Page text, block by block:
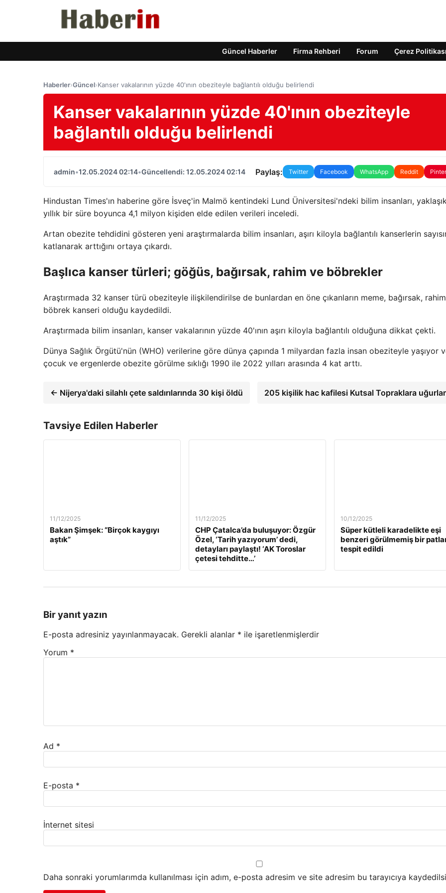
Güncel Haberler Firma Rehberi Forum Çerez Politikası
Haberler›Güncel›Kanser vakalarının yüzde 40'ının obeziteyle bağlantılı olduğu belirlendi
Kanser vakalarının yüzde 40'ının obeziteyle
bağlantılı olduğu belirlendi
admin•12.05.2024 02:14•Güncellendi: 12.05.2024 02:14 Paylaş: Twitter Facebook WhatsApp Reddit
Hindustan Times'ın haberine göre İsveç'in Malmö kentindeki Lund Üniversitesi'ndeki bilim insanları,
yıllık bir süre boyunca 4,1 milyon kişiden elde edilen verileri inceledi.
Artan obezite tehdidini gösteren yeni araştırmalarda bilim insanları, aşırı kiloyla bağlantılı kanserlerin
katlanarak arttığını ortaya çıkardı.
Başlıca kanser türleri; göğüs, bağırsak, rahim ve böbrekler
Araştırmada 32 kanser türü obeziteyle ilişkilendirilse de bunlardan en öne çıkanların meme, bağırsak,
böbrek kanseri olduğu kaydedildi.
Araştırmada bilim insanları, kanser vakalarının yüzde 40'ının aşırı kiloyla bağlantılı olduğuna dikkat çekti.
Dünya Sağlık Örgütü'nün (WHO) verilerine göre dünya çapında 1 milyardan fazla insan obeziteyle yaşıyor
çocuk ve ergenlerde obezite görülme sıklığı 1990 ile 2022 yılları arasında 4 kat arttı.
← Nijerya'daki silahlı çete saldırılarında 30 kişi öldü 205 kişilik hac kafilesi Kutsal Topraklara
Tavsiye Edilen Haberler
11/12/2025
Bakan Şimşek: “Birçok kaygıyı
aştık”
11/12/2025
CHP Çatalca’da buluşuyor: Özgür
Özel, ‘Tarih yazıyorum’ dedi,
detayları paylaştı! ‘AK Toroslar
çetesi tehditte…’
10/12/2025
Süper kütleli karadelikte eşi
benzeri görülmemiş bir
tespit edildi
Bir yanıt yazın
E-posta adresiniz yayınlanmayacak. Gerekli alanlar * ile işaretlenmişlerdir
Yorum *
Ad *
E-posta *
İnternet sitesi
Daha sonraki yorumlarımda kullanılması için adım, e-posta adresim ve site adresim bu tarayıcıya